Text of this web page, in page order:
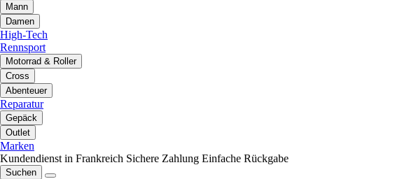
Mann
Damen
High-Tech
Rennsport
Motorrad & Roller
Cross
Abenteuer
Reparatur
Gepäck
Outlet
Marken
Kundendienst in Frankreich Sichere Zahlung Einfache Rückgabe
Suchen